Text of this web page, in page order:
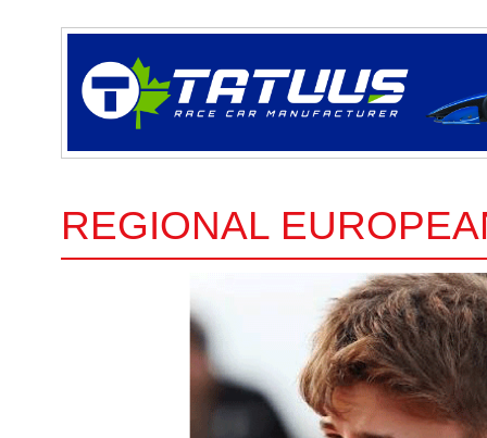
REGIONAL